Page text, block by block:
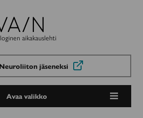
aikakauslehti
jäseneksi
Avaa valikko